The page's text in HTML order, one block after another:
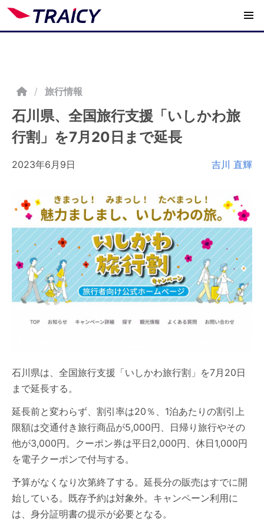
/ 旅行情報
石川県、全国旅行支援「いしかわ旅
行割」を7月20日まで延長
2023年6月9日 吉川 直輝
石川県は、全国旅行支援「いしかわ旅行割」を7月20日
まで延長する。
延長前と変わらず、割引率は20％、1泊あたりの割引上
限額は交通付き旅行商品が5,000円、日帰り旅行やその
他が3,000円。クーポン券は平日2,000円、休日1,000円
を電子クーポンで付与する。
予算がなくなり次第終了する。延長分の販売はすでに開
始している。既存予約は対象外。キャンペーン利用に
は、身分証明書の提示が必要となる。